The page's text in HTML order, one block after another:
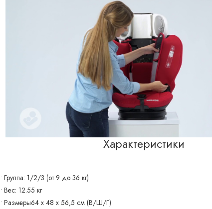
Характеристики
• Группа: 1/2/3 (от 9 до 36 кг)
• Вес: 12.55 кг
• Размеры64 x 48 x 56,5 см (В/Ш/Г)